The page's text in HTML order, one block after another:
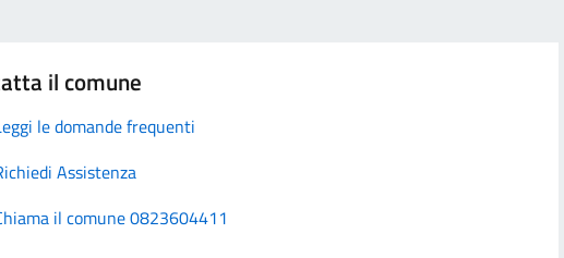
il comune
le domande frequenti
Assistenza
il comune 0823604411